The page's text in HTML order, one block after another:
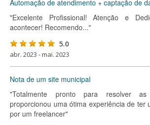
Automação de atendimento + captação de
"Excelente Profissional! Atenção e
acontecer! Recomendo..."
5.0
abr. 2023 - mai. 2023
Nota de um site municipal
"Totalmente pronto para resolver as
proporcionou uma ótima experiência de ter
por um freelancer"